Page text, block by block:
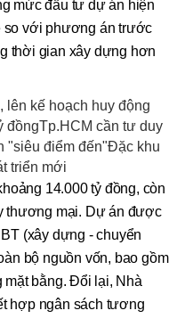
mức đầu tư dự án hiện
so với phương án trước
thời gian xây dựng hơn
lên kế hoạch huy động
đồngTp.HCM cần tư duy
"siêu điểm đến"Đặc khu
triển mới
14.000 tỷ đồng, còn
thương mại. Dự án được
(xây dựng - chuyển
bộ nguồn vốn, bao gồm
bằng. Đổi lại, Nhà
hợp ngân sách tương